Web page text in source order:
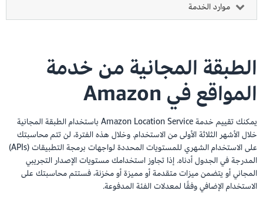
موارد الخدمة
الطبقة المجانية من خدمة
المواقع في Amazon
يمكنك تقييم خدمة Amazon Location Service باستخدام الطبقة المجانية
خلال الأشهر الثلاثة الأولى من الاستخدام. وخلال هذه الفترة، لن تتم محاسبتك
على الاستخدام الشهري للمستويات المحددة لواجهات برمجة التطبيقات (APIs)
المدرجة في الجدول أدناه. إذا تجاوز استخدامك مستويات الإصدار التجريبي
المجاني أو يتضمن ميزات متقدمة أو مميزة أو مخزنة، فستتم محاسبتك على
الاستخدام الإضافي وفقًا لمعدلات الفئة المدفوعة.